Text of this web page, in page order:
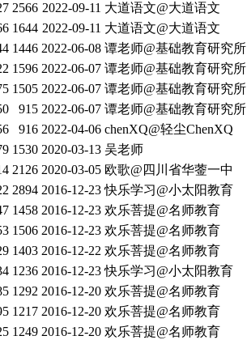
2566 2022-09-11 大道语文@大道语文
1644 2022-09-11 大道语文@大道语文
1446 2022-06-08 谭老师@基础教育研究所
1596 2022-06-07 谭老师@基础教育研究所
1505 2022-06-07 谭老师@基础教育研究所
915 2022-06-07 谭老师@基础教育研究所
916 2022-04-06 chenXQ@轻尘ChenXQ
1530 2020-03-13 吴老师
2126 2020-03-05 欧歌@四川省华蓥一中
2894 2016-12-23 快乐学习@小太阳教育
1458 2016-12-23 欢乐菩提@名师教育
1506 2016-12-23 欢乐菩提@名师教育
1403 2016-12-22 欢乐菩提@名师教育
1236 2016-12-23 快乐学习@小太阳教育
1292 2016-12-20 欢乐菩提@名师教育
1217 2016-12-20 欢乐菩提@名师教育
1249 2016-12-20 欢乐菩提@名师教育